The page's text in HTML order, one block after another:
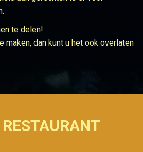
te delen!
maken, dan kunt u het ook overlaten